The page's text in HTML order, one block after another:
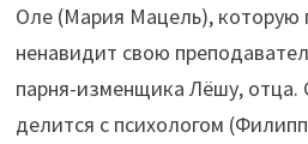
Оле (Мария Мацель), которую
ненавидит свою
парня-изменщика Лёшу, отца.
делится с психологом